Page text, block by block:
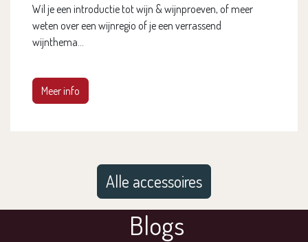
Wil je een introductie tot wijn & wijnproeven, of meer
weten over een wijnregio of je een verrassend
wijnthema...
Meer info
Alle accessoires
Blogs